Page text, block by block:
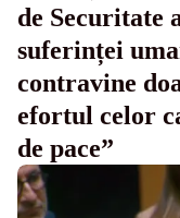
de Securitate
suferinței
contravine
efortul celor
de pace”